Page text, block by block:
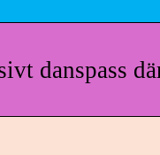
danspass